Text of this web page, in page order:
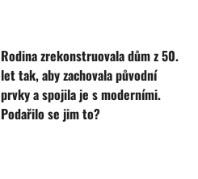
Rodina zrekonstruovala dům z 50.
let tak, aby zachovala původní
prvky a spojila je s moderními.
Podařilo se jim to?